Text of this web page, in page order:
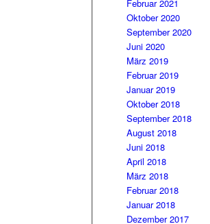
Februar 2021
Oktober 2020
September 2020
Juni 2020
März 2019
Februar 2019
Januar 2019
Oktober 2018
September 2018
August 2018
Juni 2018
April 2018
März 2018
Februar 2018
Januar 2018
Dezember 2017